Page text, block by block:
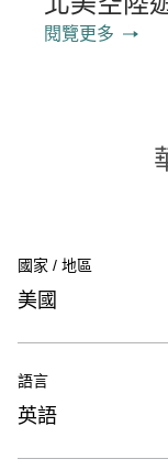
閱覽更多
國家 / 地區
美國
語言
英語